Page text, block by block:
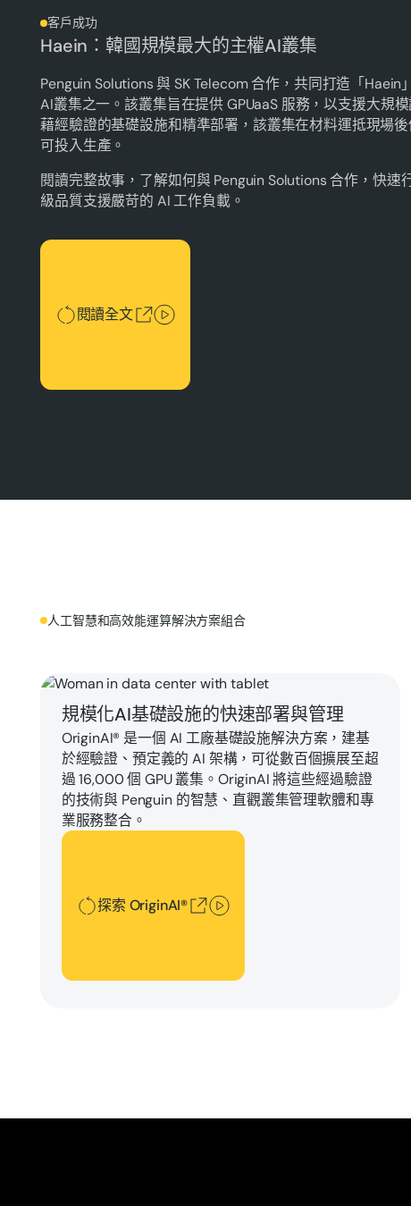
客戶成功
Haein：韓國規模最大的主權AI叢集
Penguin Solutions 與 SK Telecom 合作，共同打造「
AI叢集之一。該叢集旨在提供 GPUaaS 服務，以支援大規
藉經驗證的基礎設施和精準部署，該叢集在材料運抵現場
可投入生產。
閱讀完整故事，了解如何與 Penguin Solutions 合作，快速
級品質支援嚴苛的 AI 工作負載。
閱讀全文
閱讀全文
人工智慧和高效能運算解決方案組合
規模化AI基礎設施的快速部署與管理
OriginAI® 是一個 AI 工廠基礎設施解決方案，建基
於經驗證、預定義的 AI 架構，可從數百個擴展至超
過 16,000 個 GPU 叢集。OriginAI 將這些經過驗證
的技術與 Penguin 的智慧、直觀叢集管理軟體和專
業服務整合。
探索 OriginAI®
探索 OriginAI®
探索 OriginAI®